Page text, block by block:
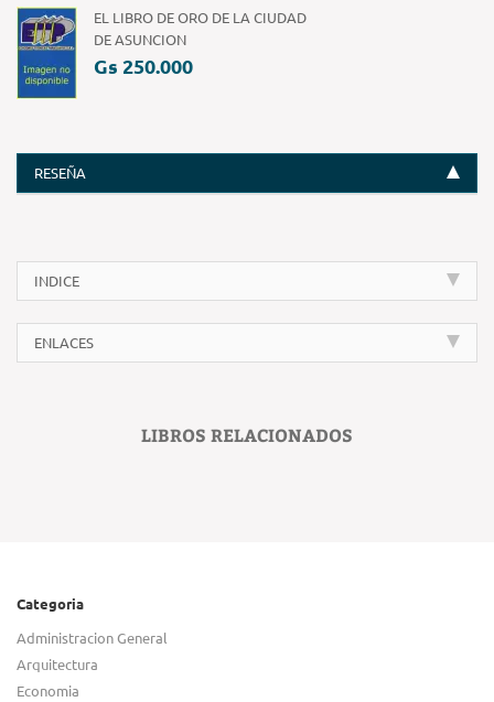
EL LIBRO DE ORO DE LA CIUDAD
DE ASUNCION
Gs 250.000
RESEÑA
INDICE
ENLACES
LIBROS RELACIONADOS
Categoria
Administracion General
Arquitectura
Economia